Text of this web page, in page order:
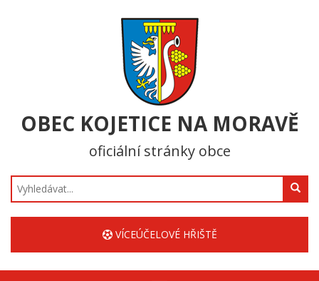
OBEC KOJETICE NA MORAVĚ
oficiální stránky obce
Hledat
VÍCEÚČELOVÉ HŘIŠTĚ